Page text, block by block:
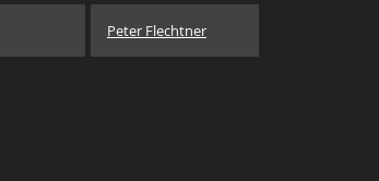
Peter Flechtner